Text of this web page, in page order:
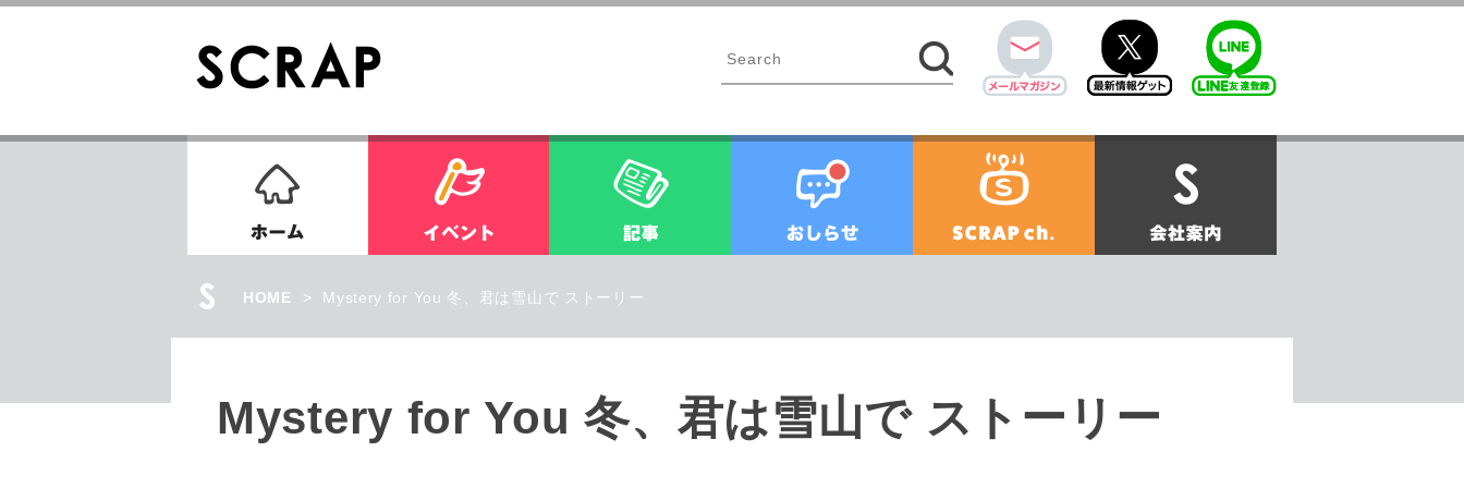
twitter
ホーム イベント 記事 お知らせ 会社案内
HOME > Mystery for You 冬、君は雪山で ストーリー
Mystery for You 冬、君は雪山で ストーリー